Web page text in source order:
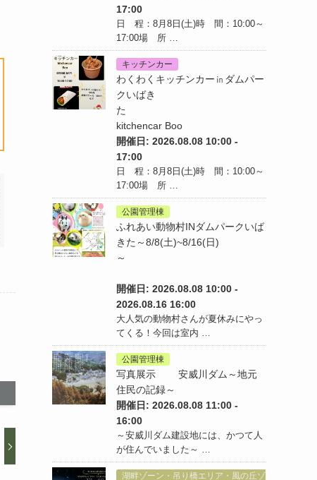
17:00
日 程：8月8日(土)時 間：10:00～
17:00場 所 …
キッチンカー
わくわくキッチンカー㏌ダムパー
クいばき
た
kitchencar Boo
開催日: 2026.08.08 10:00 -
17:00
日 程：8月8日(土)時 間：10:00～
17:00場 所 …
公園管理棟
ふれあい動物村INダムパークいば
きた～8/8(土)~8/16(日)
～
開催日: 2026.08.08 10:00 -
2026.08.16 16:00
大人気の動物村さんが夏休みにやっ
てくる！今回は室内 …
公園管理棟
写真展示 安威川ダム～地元
住民の記録～
開催日: 2026.08.08 11:00 -
16:00
～安威川ダム建設地には、かつて人
が住んでいました～ …
湖畔ゾーン・吊り橋エリア・風の丘ゾ